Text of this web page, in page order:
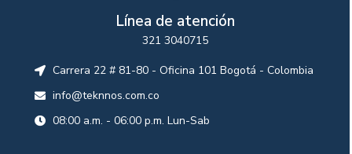
Línea de atención
321 3040715
Carrera 22 # 81-80 - Oficina 101 Bogotá - Colombia
info@teknnos.com.co
08:00 a.m. - 06:00 p.m. Lun-Sab